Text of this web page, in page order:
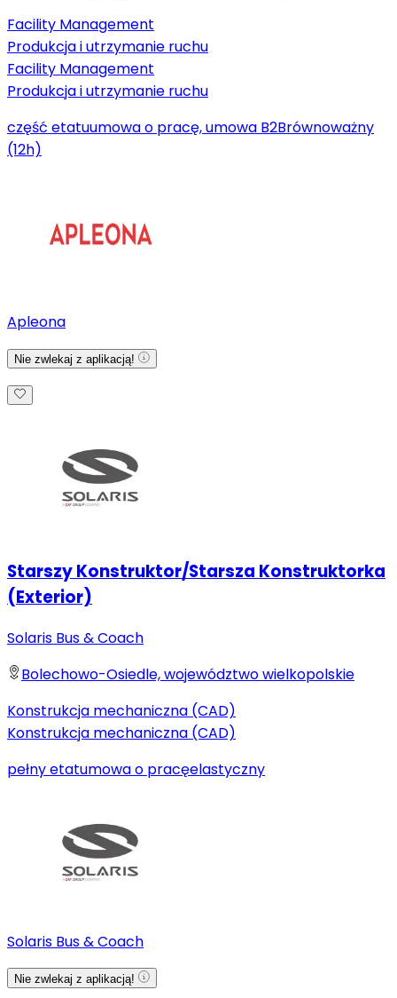
Facility Management
Produkcja i utrzymanie ruchu
Facility Management
Produkcja i utrzymanie ruchu
część etatuumowa o pracę, umowa B2Brównoważny
(12h)
Apleona
Nie zwlekaj z aplikacją!
Starszy Konstruktor/Starsza Konstruktorka
(Exterior)
Solaris Bus & Coach
Bolechowo-Osiedle, województwo wielkopolskie
Konstrukcja mechaniczna (CAD)
Konstrukcja mechaniczna (CAD)
pełny etatumowa o pracęelastyczny
Solaris Bus & Coach
Nie zwlekaj z aplikacją!